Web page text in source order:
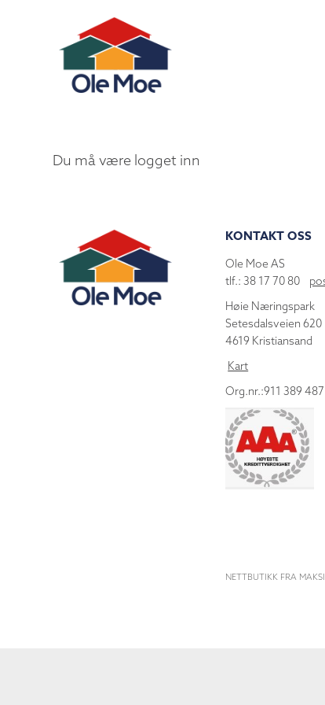
Du må være logget inn
KONTAKT OSS
Ole Moe AS
tlf.: 38 17 70 80
Høie Næringspark
Setesdalsveien 620
4619 Kristiansand
Kart
Org.nr.:911 389 487
NETTBUTIKK FRA